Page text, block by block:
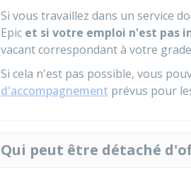
Si vous travaillez dans un service
Epic et si votre emploi n'est pas
vacant correspondant à votre
Si cela n'est pas possible, vous
d'accompagnement prévus pour
Qui peut être détaché